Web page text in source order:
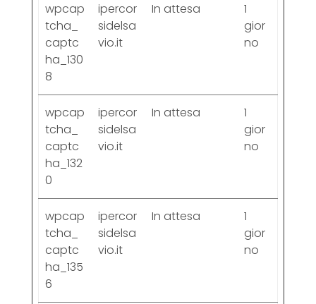
wpcap
tcha_
captc
ha_130
8
ipercor
sidelsa
vio.it
In attesa
1
gior
no
wpcap
tcha_
captc
ha_132
0
ipercor
sidelsa
vio.it
In attesa
1
gior
no
wpcap
tcha_
captc
ha_135
6
ipercor
sidelsa
vio.it
In attesa
1
gior
no